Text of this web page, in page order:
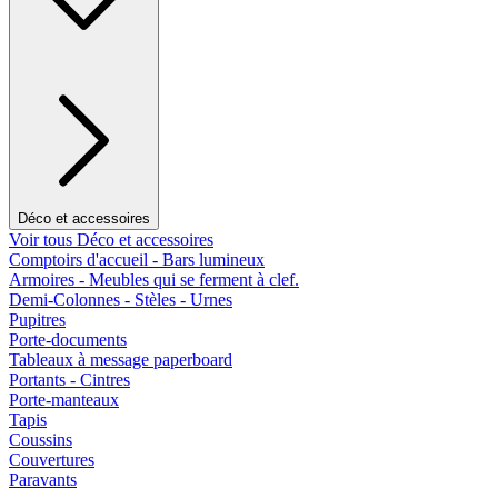
Déco et accessoires
Voir tous Déco et accessoires
Comptoirs d'accueil - Bars lumineux
Armoires - Meubles qui se ferment à clef.
Demi-Colonnes - Stèles - Urnes
Pupitres
Porte-documents
Tableaux à message paperboard
Portants - Cintres
Porte-manteaux
Tapis
Coussins
Couvertures
Paravants